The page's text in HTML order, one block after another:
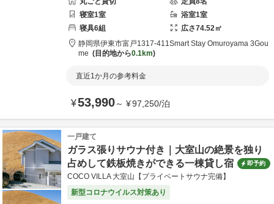
寝室1室 浴室1室
寝具6組 広さ74.52㎡
静岡県伊東市富戸1317-411Smart Stay Omuroyama 3Gou
me
目的地から0.1km
直近1か月の参考料金
¥53,990～ ¥97,250/泊
一戸建て
ガラス張りサウナ付き｜大室山の絶景を独り
占めして鉄板焼きができる一棟貸し宿
即予約
COCO VILLA 大室山【プライベートサウナ完備】
新型コロナウイルス対策あり